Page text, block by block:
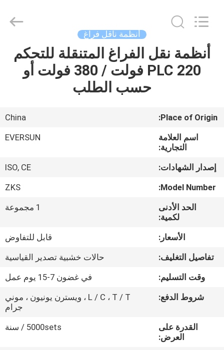
مسكن
عرض
الواقع
الافتراضي
معلومات
في
المعمل
مراقبة
Reserved.
أنظمة ناقل فراغ
أنظمة نقل الفراغ المتنقلة للتحكم
PLC 220 فولت / 380 فولت أو
حسب الطلب
Place of Origin:
China
اسم العلامة
التجارية:
EVERSUN
إصدار الشهادات:
ISO, CE
Model Number:
ZKS
الحد الأدنى
لكمية:
1 مجموعة
الأسعار:
قابل للتفاوض
تفاصيل التغليف:
حالات خشبية تصدير القياسية
وقت التسليم:
في غضون 7-15 يوم عمل
شروط الدفع:
L / C ، T / T ، ويسترن يونيون ، موني
جرام
القدرة على
العرض:
5000sets / سنة